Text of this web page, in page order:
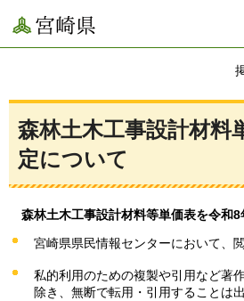
宮崎県
森林土木工事設計材料
定について
森林土木工事設計材料等単価表を令和8
宮崎県県民情報センターにおいて、
私的利用のための複製や引用など著
除き、無断で転用・引用することは出